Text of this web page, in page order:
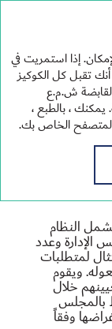
النظام
وعدد
لمتطلبات
ويقوم
خلال
بالمجلس
وفقاً
إذا استمريت في
تقبل كل الكوكيز
ش.م.ع
يمكنك ، بالطبع ،
الخاص بك.